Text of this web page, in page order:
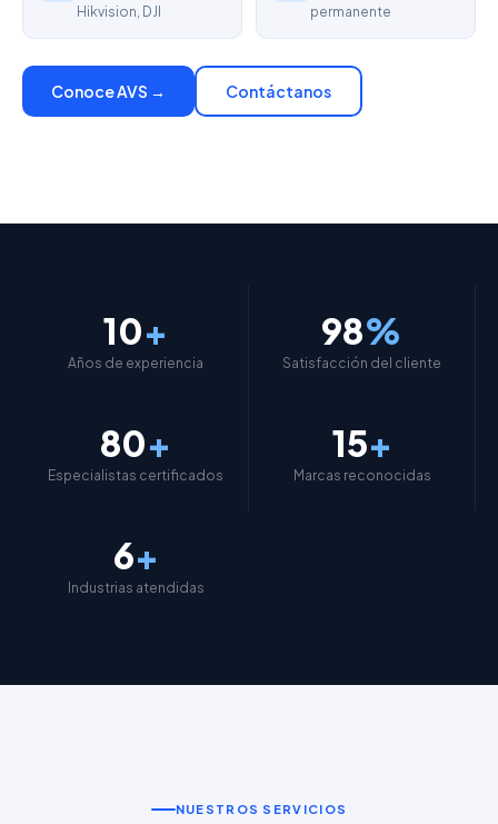
Hikvision, DJI
permanente
Conoce AVS → Contáctanos
10+
Años de experiencia
98%
Satisfacción del cliente
80+
Especialistas certificados
15+
Marcas reconocidas
6+
Industrias atendidas
NUESTROS SERVICIOS